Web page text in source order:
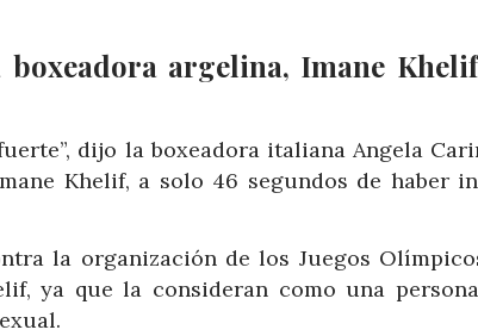
argelina, Imane
dijo la boxeadora italiana Angela
Khelif, a solo 46 segundos de haber
la organización de los Juegos
ya que la consideran como una